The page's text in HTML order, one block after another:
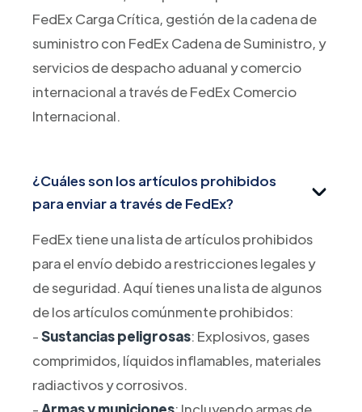
FedEx Carga Crítica, gestión de la cadena de
suministro con FedEx Cadena de Suministro, y
servicios de despacho aduanal y comercio
internacional a través de FedEx Comercio
Internacional.
¿Cuáles son los artículos prohibidos
para enviar a través de FedEx?
FedEx tiene una lista de artículos prohibidos
para el envío debido a restricciones legales y
de seguridad. Aquí tienes una lista de algunos
de los artículos comúnmente prohibidos:
-Sustancias peligrosas: Explosivos, gases
comprimidos, líquidos inflamables, materiales
radiactivos y corrosivos.